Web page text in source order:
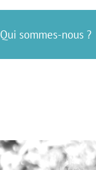
Qui sommes-nous ?